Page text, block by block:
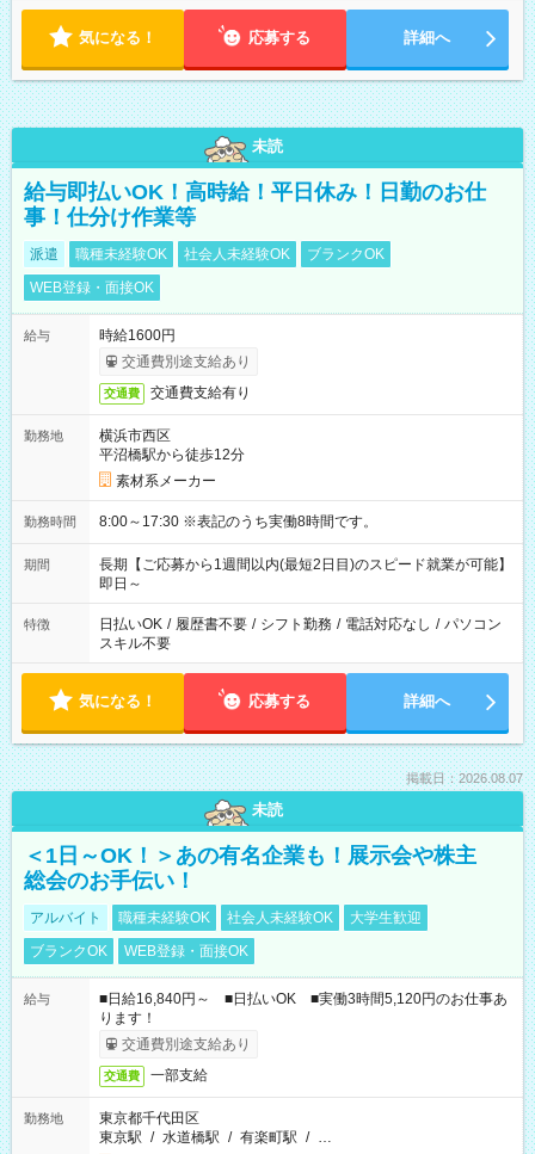
気になる！ 応募する 詳細へ
未読
給与即払いOK！高時給！平日休み！日勤のお仕
事！仕分け作業等
派遣 職種未経験OK 社会人未経験OK
ブランクOK
WEB登録・面接OK
給与
時給1600円
交通費別途支給あり
交通費 交通費支給有り
勤務地
横浜市西区
平沼橋駅から徒歩12分
素材系メーカー
勤務時間 8:00～17:30 ※表記のうち実働8時間です。
期間
長期【ご応募から1週間以内(最短2日目)のスピード就業が可能】
即日～
特徴 日払いOK / 履歴書不要 / シフト勤務 / 電話対応なし / パソコン
スキル不要
気になる！ 応募する 詳細へ
掲載日：2026.08.07
未読
＜1日～OK！＞あの有名企業も！展示会や株主
総会のお手伝い！
アルバイト 職種未経験OK 社会人未経験OK
大学生歓迎
ブランクOK
WEB登録・面接OK
給与
■日給16,840円～ ■日払いOK ■実働3時間5,120円のお仕事あ
ります！
交通費別途支給あり
交通費 一部支給
勤務地
東京都千代田区
東京駅 / 水道橋駅 / 有楽町駅 / …